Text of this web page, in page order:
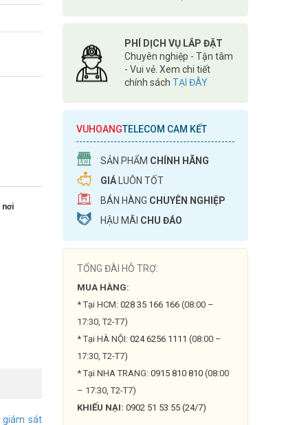
nơi
giám sát
PHÍ DỊCH VỤ LẮP ĐẶT
Chuyên nghiệp - Tận tâm
- Vui vẻ. Xem chi tiết
chính sách TẠI ĐÂY
VUHOANGTELECOM CAM KẾT
SẢN PHẨM CHÍNH HÃNG
GIÁ LUÔN TỐT
BÁN HÀNG CHUYÊN NGHIỆP
HẬU MÃI CHU ĐÁO
TỔNG ĐÀI HỖ TRỢ:
MUA HÀNG:
* Tại HCM: 028 35 166 166 (08:00 –
17:30, T2-T7)
* Tại HÀ NỘI: 024 6256 1111 (08:00 –
17:30, T2-T7)
* Tại NHA TRANG: 0915 810 810 (08:00
– 17:30, T2-T7)
KHIẾU NẠI: 0902 51 53 55 (24/7)